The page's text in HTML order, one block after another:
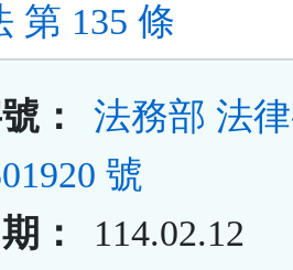
第 135 條
：
法務部 法
號
：
114.02.12